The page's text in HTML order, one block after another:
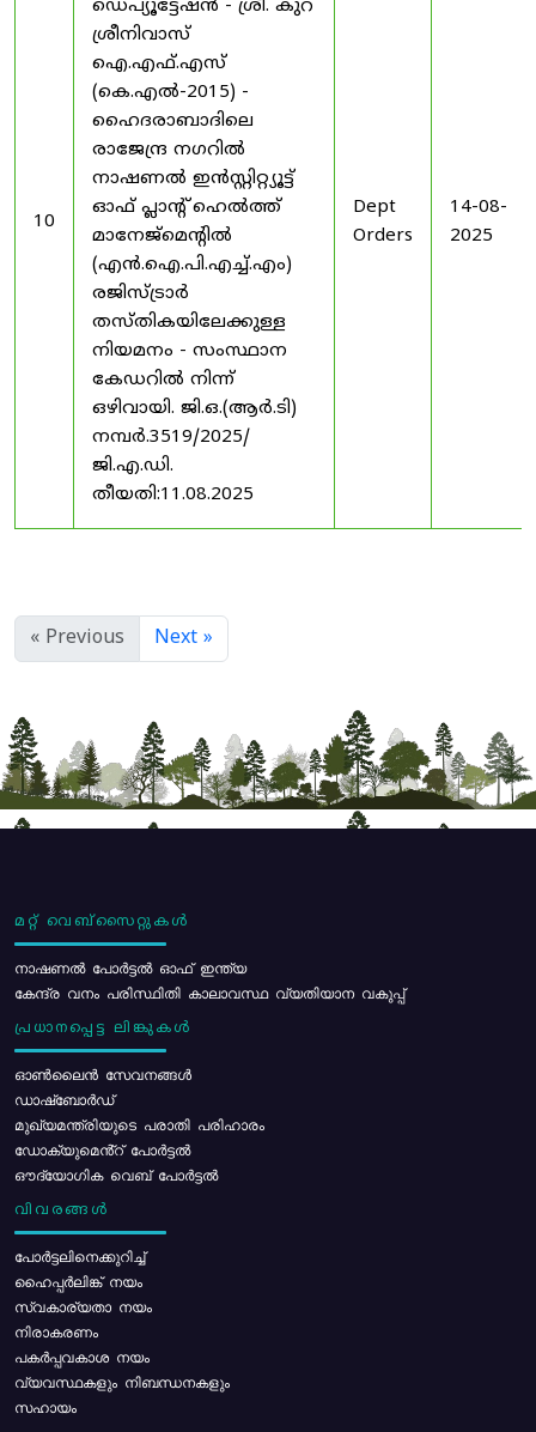
10
ഡെപ്യൂട്ടേഷൻ - ശ്രീ. കുറ
ശ്രീനിവാസ്
ഐ.എഫ്.എസ്
(കെ.എൽ-2015) -
ഹൈദരാബാദിലെ
രാജേന്ദ്ര നഗറിൽ
നാഷണൽ ഇൻസ്റ്റിറ്റ്യൂട്ട്
ഓഫ് പ്ലാന്റ് ഹെൽത്ത്
മാനേജ്‌മെന്റിൽ
(എൻ.ഐ.പി.എച്ച്.എം)
രജിസ്ട്രാർ
തസ്തികയിലേക്കുള്ള
നിയമനം - സംസ്ഥാന
കേഡറിൽ നിന്ന്
ഒഴിവായി. ജി.ഒ.(ആർ.ടി)
നമ്പർ.3519/2025/
ജി.എ.ഡി.
തീയതി:11.08.2025
Dept
Orders
14-08-
2025
« Previous Next »
മറ്റ് വെബ്സൈറ്റുകൾ
നാഷണൽ പോർട്ടൽ ഓഫ് ഇന്ത്യ
കേന്ദ്ര വനം പരിസ്ഥിതി കാലാവസ്ഥ വ്യതിയാന വകുപ്പ്
പ്രധാനപ്പെട്ട ലിങ്കുകൾ
ഓൺലൈൻ സേവനങ്ങൾ
ഡാഷ്ബോർഡ്
മുഖ്യമന്ത്രിയുടെ പരാതി പരിഹാരം
ഡോക്യുമെൻ്റ് പോർട്ടൽ
ഔദ്യോഗിക വെബ് പോർട്ടൽ
വിവരങ്ങൾ
പോര്‍ട്ടലിനെക്കുറിച്ച്
ഹൈപ്പർലിങ്ക് നയം
സ്വകാര്യതാ നയം
നിരാകരണം
പകർപ്പവകാശ നയം
വ്യവസ്ഥകളും നിബന്ധനകളും
സഹായം